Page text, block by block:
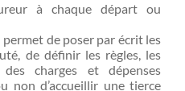
à chaque départ ou
de poser par écrit les
de définir les règles, les
charges et dépenses
non d’accueillir une tierce